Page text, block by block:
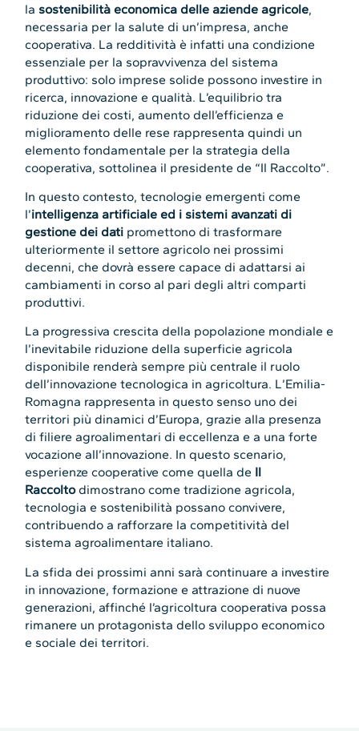
la sostenibilità economica delle aziende agricole,
necessaria per la salute di un’impresa, anche
cooperativa. La redditività è infatti una condizione
essenziale per la sopravvivenza del sistema
produttivo: solo imprese solide possono investire in
ricerca, innovazione e qualità. L’equilibrio tra
riduzione dei costi, aumento dell’efficienza e
miglioramento delle rese rappresenta quindi un
elemento fondamentale per la strategia della
cooperativa, sottolinea il presidente de “Il Raccolto”.
In questo contesto, tecnologie emergenti come
l’intelligenza artificiale ed i sistemi avanzati di
gestione dei dati promettono di trasformare
ulteriormente il settore agricolo nei prossimi
decenni, che dovrà essere capace di adattarsi ai
cambiamenti in corso al pari degli altri comparti
produttivi.
La progressiva crescita della popolazione mondiale e
l’inevitabile riduzione della superficie agricola
disponibile renderà sempre più centrale il ruolo
dell’innovazione tecnologica in agricoltura. L’Emilia-
Romagna rappresenta in questo senso uno dei
territori più dinamici d’Europa, grazie alla presenza
di filiere agroalimentari di eccellenza e a una forte
vocazione all’innovazione. In questo scenario,
esperienze cooperative come quella de Il
Raccoltodimostrano come tradizione agricola,
tecnologia e sostenibilità possano convivere,
contribuendo a rafforzare la competitività del
sistema agroalimentare italiano.
La sfida dei prossimi anni sarà continuare a investire
in innovazione, formazione e attrazione di nuove
generazioni, affinché l’agricoltura cooperativa possa
rimanere un protagonista dello sviluppo economico
e sociale dei territori.